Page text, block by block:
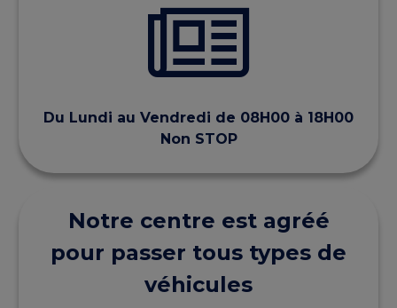
Du Lundi au Vendredi de 08H00 à 18H00
Non STOP
Notre centre est agréé
pour passer tous types de
véhicules